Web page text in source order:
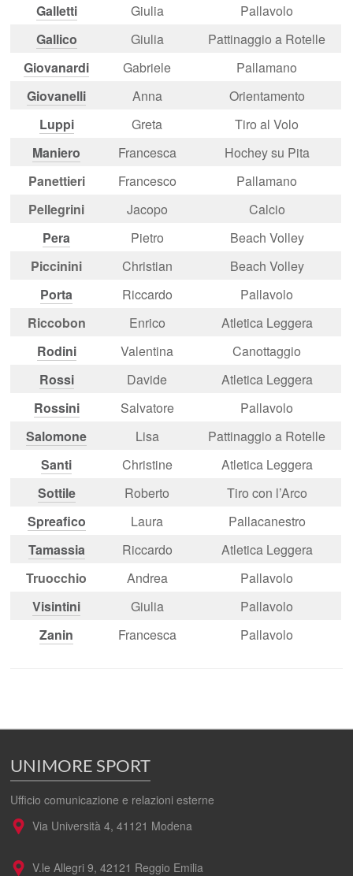
Galletti
Giulia
Pallavolo
Gallico
Giulia
Pattinaggio a Rotelle
Giovanardi
Gabriele
Pallamano
Giovanelli
Anna
Orientamento
Luppi
Greta
Tiro al Volo
Maniero
Francesca
Hochey su Pita
Panettieri
Francesco
Pallamano
Pellegrini
Jacopo
Calcio
Pera
Pietro
Beach Volley
Piccinini
Christian
Beach Volley
Porta
Riccardo
Pallavolo
Riccobon
Enrico
Atletica Leggera
Rodini
Valentina
Canottaggio
Rossi
Davide
Atletica Leggera
Rossini
Salvatore
Pallavolo
Salomone
Lisa
Pattinaggio a Rotelle
Santi
Christine
Atletica Leggera
Sottile
Roberto
Tiro con l’Arco
Spreafico
Laura
Pallacanestro
Tamassia
Riccardo
Atletica Leggera
Truocchio
Andrea
Pallavolo
Visintini Giulia
Pallavolo
Zanin
Francesca Pallavolo
UNIMORE SPORT
Ufficio comunicazione e relazioni esterne
Via Università 4, 41121 Modena
V.le Allegri 9, 42121 Reggio Emilia